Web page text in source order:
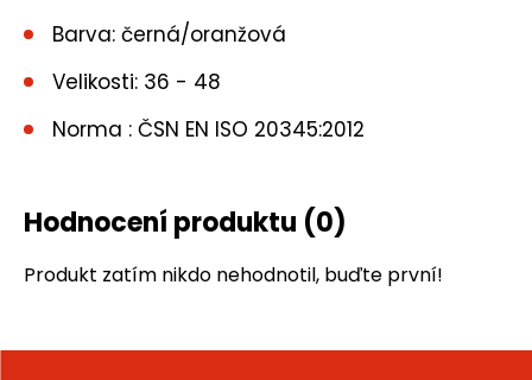
Barva: černá/oranžová
Velikosti: 36 - 48
Norma : ČSN EN ISO 20345:2012
Hodnocení produktu (0)
Produkt zatím nikdo nehodnotil, buďte první!